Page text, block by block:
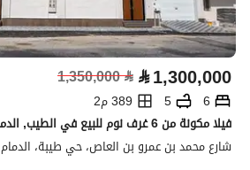
⃁1,300,000
⃁
1,350,000
6
5
389 م2
فيلا مكونة من 6 غرف نوم للبيع في الطيب, الدمام
شارع محمد بن عمرو بن العاص، حي طيبة، الدمام